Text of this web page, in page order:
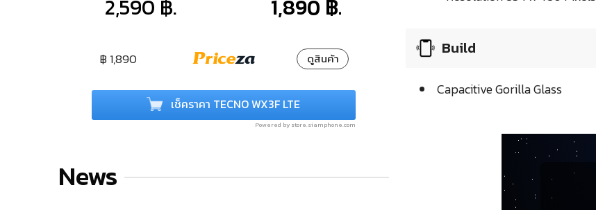
2,590 ฿. 1,890 ฿.
฿ 1,890 ดูสินค้า
เช็คราคา TECNO WX3F LTE
Powered by store.siamphone.com
News
Build
Capacitive Gorilla Glass